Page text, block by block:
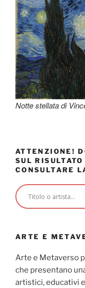
Notte stellata di
ATTENZIONE!
SUL
CONSULTARE
ARTE E
Arte e Metaverso
che presentano
artistici, educativi